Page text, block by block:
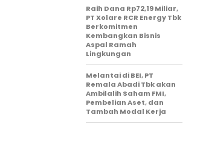
Raih Dana Rp72,19 Miliar,
PT Xolare RCR Energy Tbk
Berkomitmen
Kembangkan Bisnis
Aspal Ramah
Lingkungan
Melantai di BEI, PT
Remala Abadi Tbk akan
Ambilalih Saham FMI,
Pembelian Aset, dan
Tambah Modal Kerja